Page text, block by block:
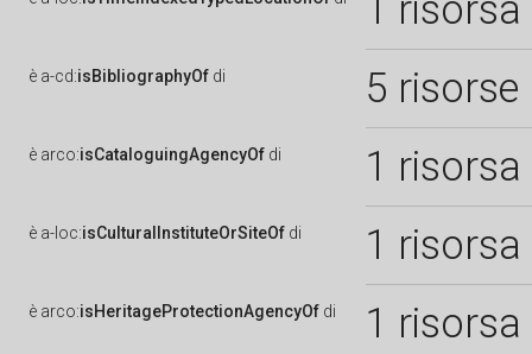
1 risorsa
è a-cd:isBibliographyOf di 5 risorse
è arco:isCataloguingAgencyOf di 1 risorsa
è a-loc:isCulturalInstituteOrSiteOf di 1 risorsa
è arco:isHeritageProtectionAgencyOf di 1 risorsa